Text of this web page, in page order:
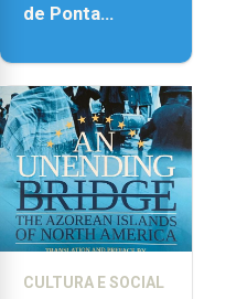
de Ponta
contar com
novos
instrumentos
CULTURA E SOCIAL